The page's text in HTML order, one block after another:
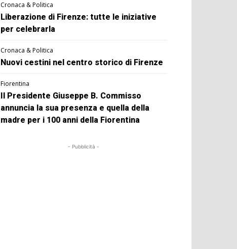
Cronaca & Politica
Liberazione di Firenze: tutte le iniziative
per celebrarla
Cronaca & Politica
Nuovi cestini nel centro storico di Firenze
Fiorentina
Il Presidente Giuseppe B. Commisso
annuncia la sua presenza e quella della
madre per i 100 anni della Fiorentina
- Pubblicità -